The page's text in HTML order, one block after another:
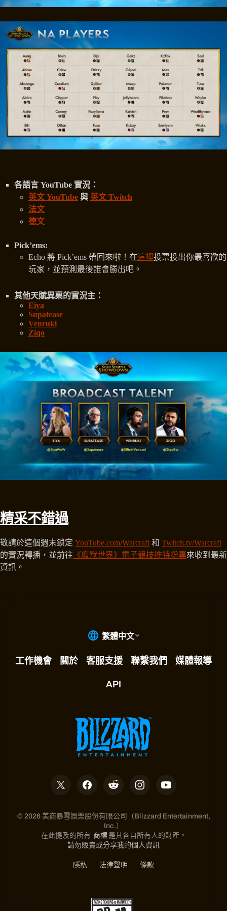
各語言 YouTube 實況：
英文 YouTube 與 英文 Twitch
法文
德文
Pick’ems:
Echo 將 Pick’ems 帶回來啦！在這裡投票投出你最喜歡的
玩家，並預測最後誰會勝出吧。
其他天賦異稟的實況主：
Eiya
Supatease
Venruki
Ziqo
精采不錯過
敬請於這個週末鎖定 YouTube.com/Warcraft 和 Twitch.tv/Warcraft
的實況轉播，並前往 《魔獸世界》電子競技推特粉專來收到最新
資訊。